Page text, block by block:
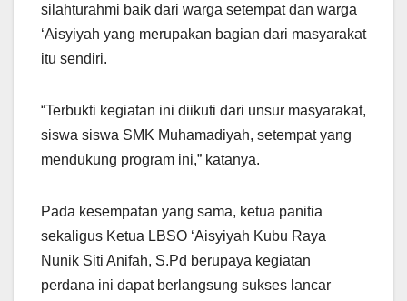
silahturahmi baik dari warga setempat dan warga
‘Aisyiyah yang merupakan bagian dari masyarakat
itu sendiri.
“Terbukti kegiatan ini diikuti dari unsur masyarakat,
siswa siswa SMK Muhamadiyah, setempat yang
mendukung program ini,” katanya.
Pada kesempatan yang sama, ketua panitia
sekaligus Ketua LBSO ‘Aisyiyah Kubu Raya
Nunik Siti Anifah, S.Pd berupaya kegiatan
perdana ini dapat berlangsung sukses lancar